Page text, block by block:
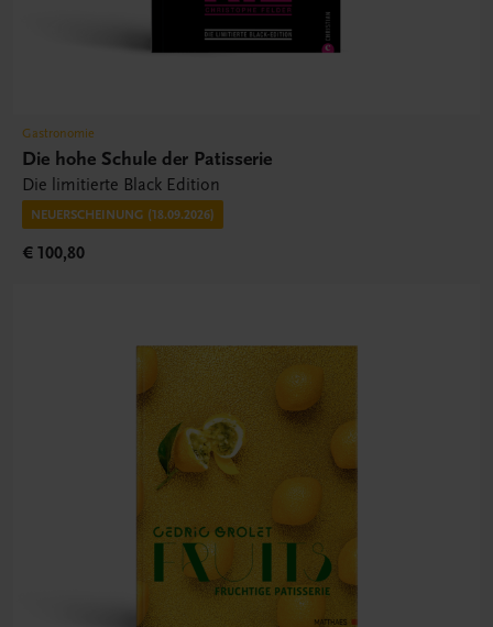
Gastronomie
Die hohe Schule der Patisserie
Die limitierte Black Edition
NEUERSCHEINUNG (18.09.2026)
€ 100,80